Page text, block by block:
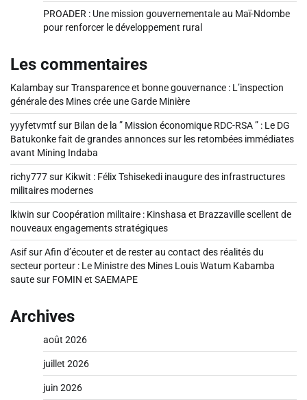
PROADER : Une mission gouvernementale au Maï-Ndombe
pour renforcer le développement rural
Les commentaires
KalambaysurTransparence et bonne gouvernance : L’inspection
générale des Mines crée une Garde Minière
yyyfetvmtfsur Bilan de la ” Mission économique RDC-RSA ” : Le DG
Batukonke fait de grandes annonces sur les retombées immédiates
avant Mining Indaba
richy777sur Kikwit : Félix Tshisekedi inaugure des infrastructures
militaires modernes
lkiwin surCoopération militaire : Kinshasa et Brazzaville scellent de
nouveaux engagements stratégiques
AsifsurAfin d’écouter et de rester au contact des réalités du
secteur porteur : Le Ministre des Mines Louis Watum Kabamba
saute sur FOMIN et SAEMAPE
Archives
août 2026
juillet 2026
juin 2026